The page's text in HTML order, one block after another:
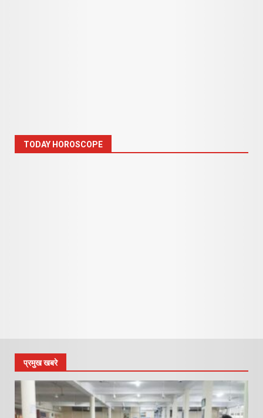
TODAY HOROSCOPE
प्रमुख खबरे